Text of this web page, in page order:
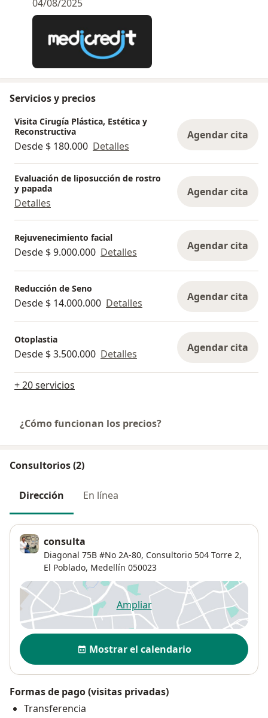
04/08/2025
Servicios y precios
Visita Cirugía Plástica, Estética y
Reconstructiva
Desde $ 180.000 Detalles
Agendar cita
Evaluación de liposucción de rostro
y papada
Detalles
Agendar cita
Rejuvenecimiento facial
Desde $ 9.000.000 Detalles Agendar cita
Reducción de Seno
Desde $ 14.000.000 Detalles Agendar cita
Otoplastia
Desde $ 3.500.000 Detalles Agendar cita
+ 20 servicios
¿Cómo funcionan los precios?
Consultorios (2)
Dirección En línea
consulta
Diagonal 75B #No 2A-80, Consultorio 504 Torre 2,
El Poblado, Medellín 050023
Ampliarse abre en una nueva
Disponibilidad
Mostrar el calendario
Formas de pago (visitas privadas)
Transferencia